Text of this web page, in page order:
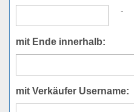
-
mit Ende innerhalb:
mit Verkäufer Username: